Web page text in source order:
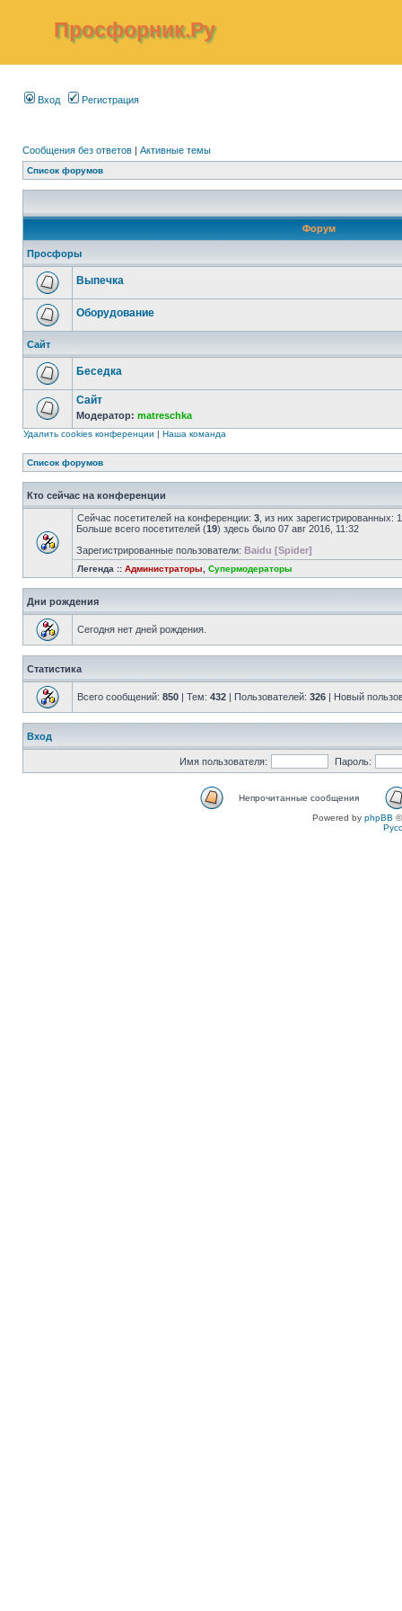
Просфорник.Ру
Вход Регистрация
Сообщения без ответов | Активные темы
Список форумов
Форум
Просфоры
Выпечка
Оборудование
Сайт
Беседка
Сайт
Модератор: matreschka
Удалить cookies конференции | Наша команда
Список форумов
Кто сейчас на конференции
Сейчас посетителей на конференции: 3 , из них
Больше всего посетителей (19) здесь было 07 авг 2016, 11:32
Зарегистрированные пользователи: Baidu [Spider]
Легенда :: Администраторы Супермодераторы
Дни рождения
Сегодня нет дней рождения.
Статистика
Всего сообщений: 850 | Тем: 432 | Пользователей: 326 | Новый
Вход
Имя пользователя: Пароль:
Непрочитанные сообщения
Powered by phpBB